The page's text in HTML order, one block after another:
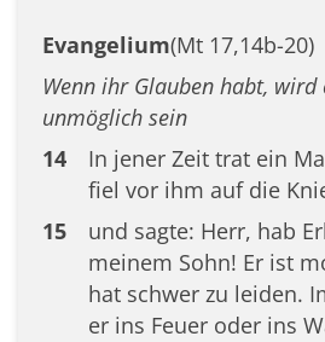
Evangelium(Mt 17,14b-20)
Wenn ihr Glauben habt, wird
unmöglich sein
14
In jener Zeit trat ein
fiel vor ihm auf die
15
und sagte: Herr, hab
meinem Sohn! Er ist
hat schwer zu leiden.
er ins Feuer oder ins